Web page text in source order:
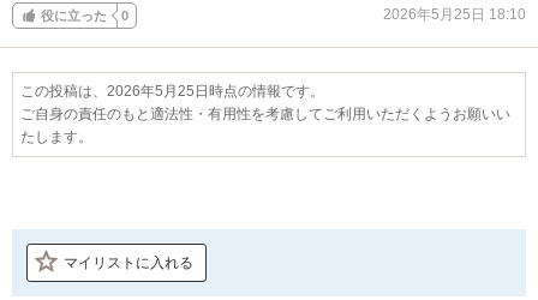
役に立った 0 2026年5月25日 18:10
この投稿は、2026年5月25日時点の情報です。
ご自身の責任のもと適法性・有用性を考慮してご利用いただくようお願いい
たします。
マイリストに入れる